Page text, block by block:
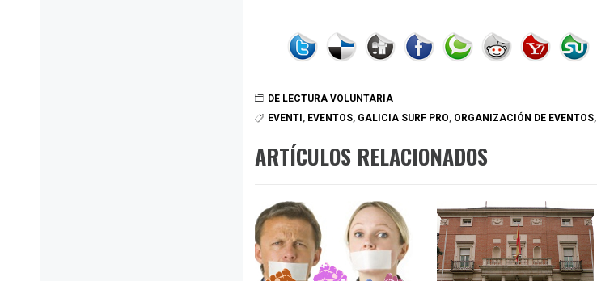
DE LECTURA VOLUNTARIA
EVENTI, EVENTOS, GALICIA SURF PRO, ORGANIZACIÓN DE EVENTOS,
ARTÍCULOS RELACIONADOS